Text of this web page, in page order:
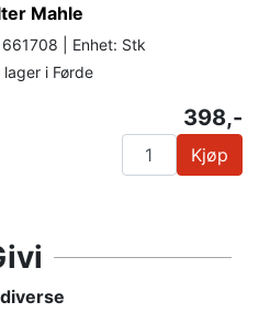
Mahle
661708 | Enhet: Stk
i Førde
398,-
Kjøp